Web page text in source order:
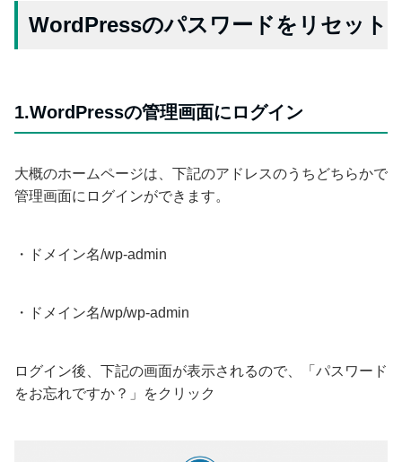
WordPressのパスワードをリセット
1.WordPressの管理画面にログイン
大概のホームページは、下記のアドレスのうちどちらかで
管理画面にログインができます。
・ドメイン名/wp-admin
・ドメイン名/wp/wp-admin
ログイン後、下記の画面が表示されるので、「パスワード
をお忘れですか？」をクリック